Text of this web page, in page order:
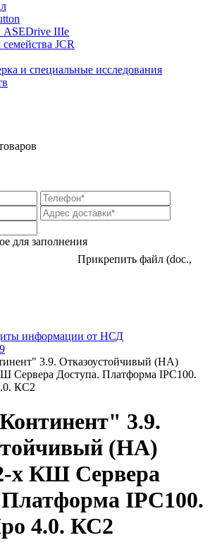
ASEDrive IIIe
JCR
и специальные исследования
для заполнения
Прикрепить файл (doc.,
информации от НСД
3.9. Отказоустойчивый (HA)
Сервера Доступа. Платформа IPC100.
КС2
3.9.
(HA)
х КШ Сервера
IPC100.
4.0. КС2